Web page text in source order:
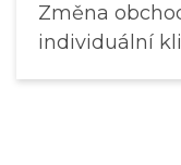
Změna
individuální